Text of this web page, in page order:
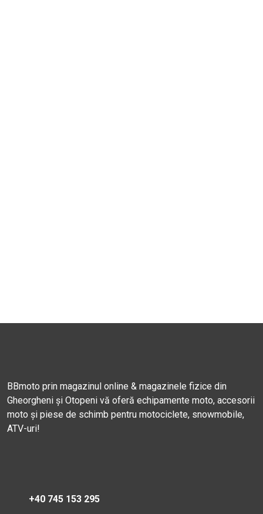
BBmoto prin magazinul online & magazinele fizice din
Gheorgheni și Otopeni vă oferă echipamente moto, accesorii
moto și piese de schimb pentru motociclete, snowmobile,
ATV-uri!
+40 745 153 295